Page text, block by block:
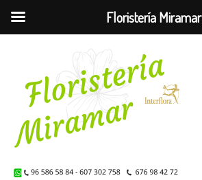
contenido
Floristería Miramar